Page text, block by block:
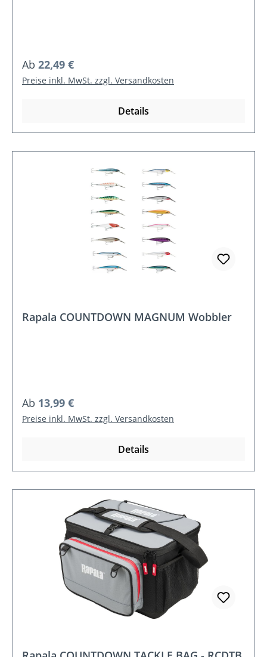
Regulärer Preis:
Ab 22,49 €
Preise inkl. MwSt. zzgl. Versandkosten
Details
Rapala COUNTDOWN MAGNUM Wobbler
Regulärer Preis:
Ab 13,99 €
Preise inkl. MwSt. zzgl. Versandkosten
Details